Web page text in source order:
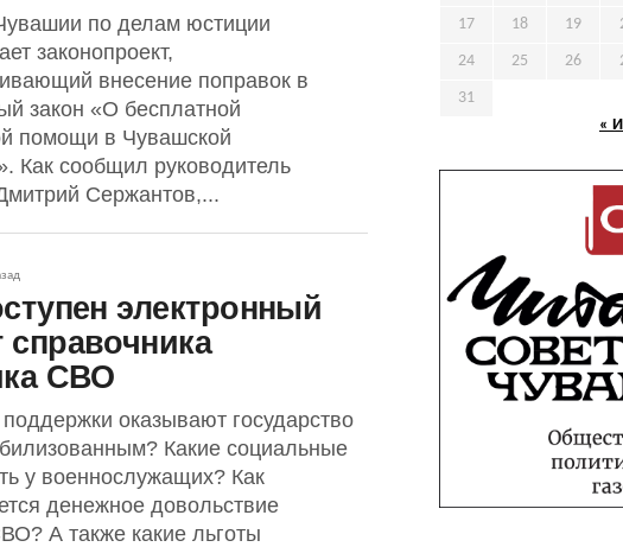
по делам юстиции
законопроект,
внесение поправок в
закон «О бесплатной
помощи в Чувашской
Как сообщил руководитель
Сержантов,...
электронный
СВО
оказывают государство
Какие социальные
у военнослужащих? Как
денежное довольствие
А также какие льготы
17 18 19
24 25 26
31
«